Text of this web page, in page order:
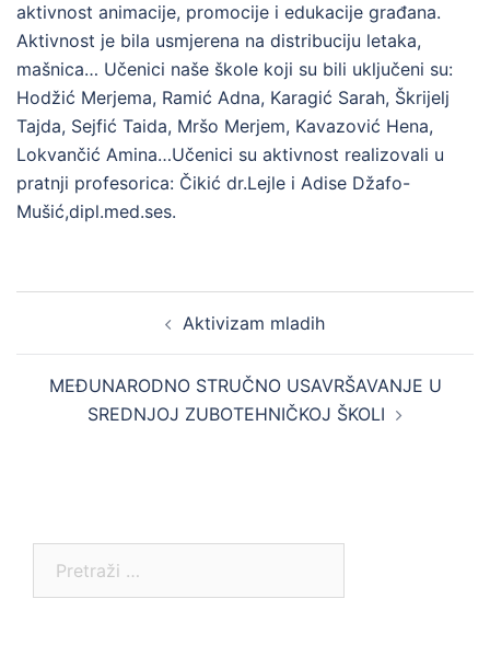
aktivnost animacije, promocije i edukacije građana.
Aktivnost je bila usmjerena na distribuciju letaka,
mašnica… Učenici naše škole koji su bili uključeni su:
Hodžić Merjema, Ramić Adna, Karagić Sarah, Škrijelj
Tajda, Sejfić Taida, Mršo Merjem, Kavazović Hena,
Lokvančić Amina…Učenici su aktivnost realizovali u
pratnji profesorica: Čikić dr.Lejle i Adise Džafo-
Mušić,dipl.med.ses.
Aktivizam mladih
MEĐUNARODNO STRUČNO USAVRŠAVANJE U
SREDNJOJ ZUBOTEHNIČKOJ ŠKOLI